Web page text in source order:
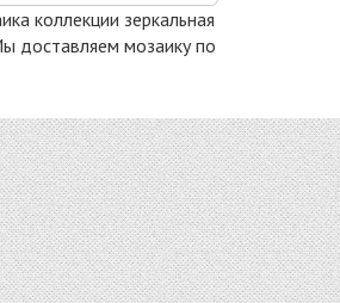
стекло 328x328
5780 руб. / кв.м.
-15%
коллекции зеркальная
доставляем мозаику по